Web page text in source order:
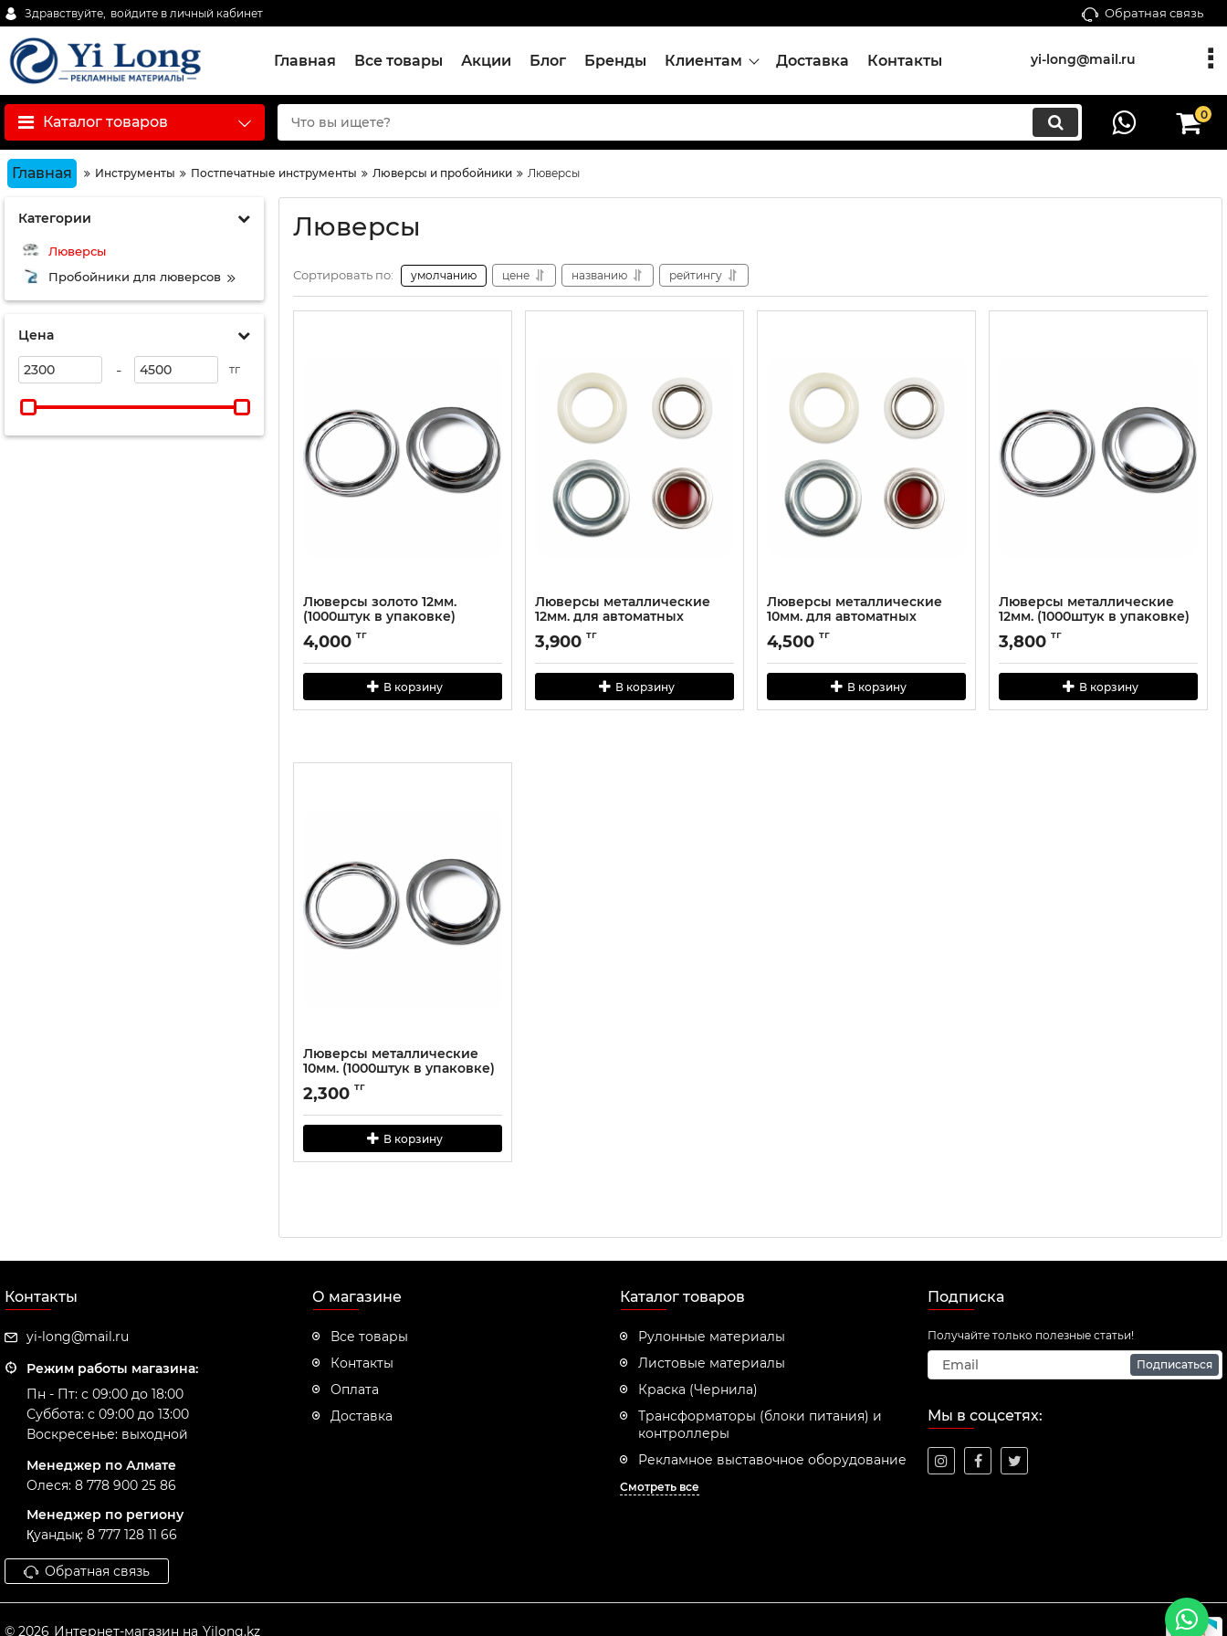
Здравствуйте, войдите в личный кабинет Обратная связь
Главная Все товары Акции Блог Бренды Клиентам Доставка Контакты yi-long@mail.ru
Каталог товаров 0
Главная Инструменты Постпечатные инструменты Люверсы и пробойники Люверсы
Категории
Люверсы
Пробойники для люверсов
Цена
- тг
Люверсы
Сортировать по: умолчанию цене названию рейтингу
Люверсы золото 12мм.
(1000штук в упаковке)
4,000 тг
В корзину
Люверсы металлические
12мм. для автоматных
пробойников(1000штук в
упаковке)
3,900 тг
В корзину
Люверсы металлические
10мм. для автоматных
пробойников(1500штук в
упаковке)
4,500 тг
В корзину
Люверсы металлические
12мм. (1000штук в упаковке)
3,800 тг
В корзину
Люверсы металлические
10мм. (1000штук в упаковке)
2,300 тг
В корзину
Контакты
yi-long@mail.ru
Режим работы магазина:
Пн - Пт: с 09:00 до 18:00
Суббота: с 09:00 до 13:00
Воскресенье: выходной
Менеджер по Алмате
Олеся: 8 778 900 25 86
Менеджер по региону
Қуандық: 8 777 128 11 66
Обратная связь
О магазине
Все товары
Контакты
Оплата
Доставка
Каталог товаров
Рулонные материалы
Листовые материалы
Краска (Чернила)
Трансформаторы (блоки питания) и
контроллеры
Рекламное выставочное оборудование
Смотреть все
Подписка
Получайте только полезные статьи!
Подписаться
Мы в соцсетях:
© 2026 Интернет-магазин на Yilong.kz